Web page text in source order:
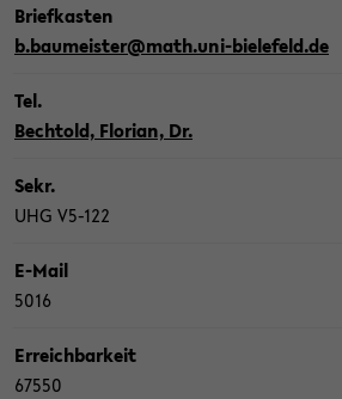
Brief­kas­ten
b.bau­meis­ter@math.uni-​bielefeld.de
Tel.
Bech­told, Flo­ri­an, Dr.
Sekr.
UHG V5-​122
E-​Mail
5016
Er­reich­bar­keit
67550